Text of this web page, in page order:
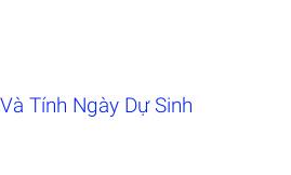
Tính Ngày Dự Sinh